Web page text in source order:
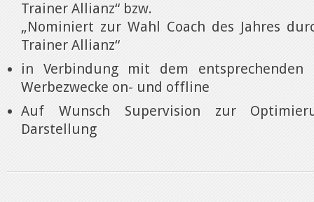
Trainer Allianz“ bzw.
„Nominiert zur Wahl Coach des Jahres
Trainer Allianz“
in Verbindung mit dem
Werbezwecke on- und offline
Auf Wunsch Supervision zur
Darstellung